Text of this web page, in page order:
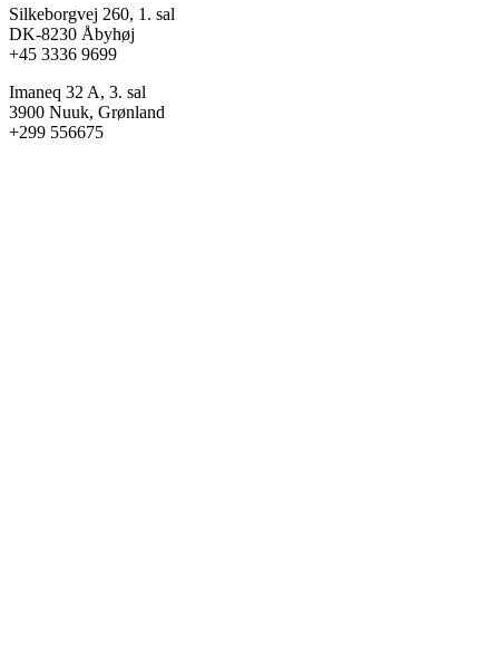
Silkeborgvej 260, 1. sal
DK-8230 Åbyhøj
+45 3336 9699
Imaneq 32 A, 3. sal
3900 Nuuk, Grønland
+299 556675